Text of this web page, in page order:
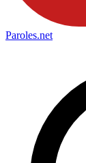
Paroles.net